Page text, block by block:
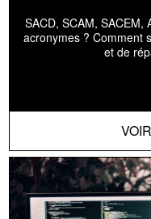
SACD, SCAM, SACEM,
acronymes ? Comment
et de